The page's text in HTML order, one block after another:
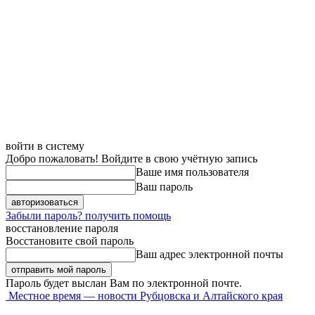
войти в систему
Добро пожаловать! Войдите в свою учётную запись
Ваше имя пользователя
Ваш пароль
Забыли пароль? получить помощь
восстановление пароля
Восстановите свой пароль
Ваш адрес электронной почты
Пароль будет выслан Вам по электронной почте.
Местное время — новости Рубцовска и Алтайского края